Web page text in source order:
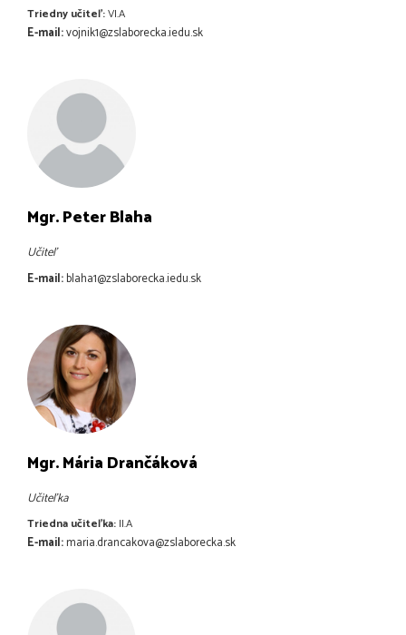
Triedny učiteľ:VI.A
E-mail:vojnik1@zslaborecka.iedu.sk
Mgr. Peter Blaha
Učiteľ
E-mail:blaha1@zslaborecka.iedu.sk
Mgr. Mária Drančáková
Učiteľka
Triedna učiteľka: II.A
E-mail:maria.drancakova@zslaborecka.sk